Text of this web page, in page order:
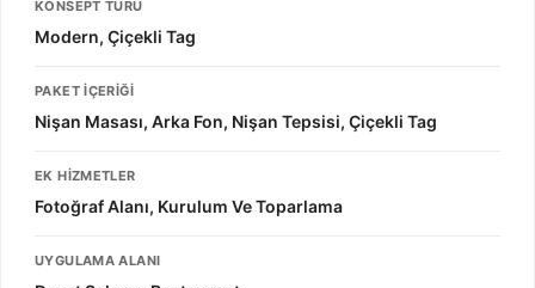
KONSEPT TÜRÜ
Modern, Çiçekli Tag
PAKET İÇERIĞI
Nişan Masası, Arka Fon, Nişan Tepsisi, Çiçekli Tag
EK HIZMETLER
Fotoğraf Alanı, Kurulum Ve Toparlama
UYGULAMA ALANI